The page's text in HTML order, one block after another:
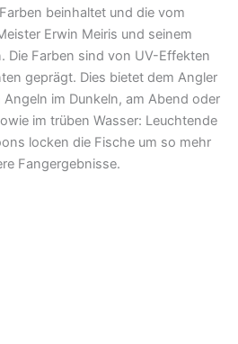
beinhaltet und die vom
Erwin Meiris und seinem
Die Farben sind von UV-Effekten
geprägt. Dies bietet dem Angler
im Dunkeln, am Abend oder
im trüben Wasser: Leuchtende
locken die Fische um so mehr
Fangergebnisse.